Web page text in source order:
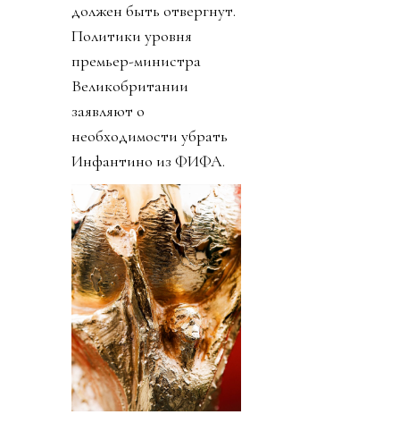
должен быть отвергнут.
Политики уровня
премьер-министра
Великобритании
заявляют о
необходимости убрать
Инфантино из ФИФА.